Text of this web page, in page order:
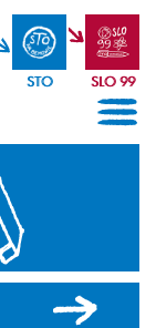
STO SLO 99
2023/2024